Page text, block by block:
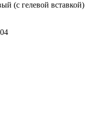
(с гелевой вставкой)